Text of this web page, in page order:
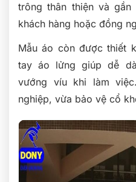
trông thân thiện và
khách hàng hoặc đồng
Mẫu áo còn được thiết
tay áo lửng giúp dễ
vướng víu khi làm
nghiệp, vừa bảo vệ cổ